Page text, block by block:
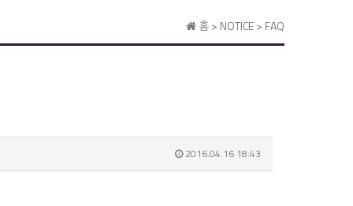
홈 > NOTICE > FAQ
2016.04.16 18:43